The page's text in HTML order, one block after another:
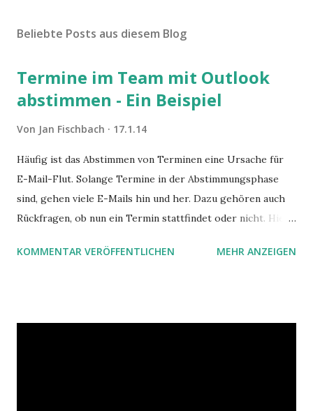
Beliebte Posts aus diesem Blog
Termine im Team mit Outlook
abstimmen - Ein Beispiel
Von Jan Fischbach 17.1.14
Häufig ist das Abstimmen von Terminen eine Ursache für
E-Mail-Flut. Solange Termine in der Abstimmungsphase
sind, gehen viele E-Mails hin und her. Dazu gehören auch
Rückfragen, ob nun ein Termin stattfindet oder nicht. Hier
Hilfe von Outlook.
KOMMENTAR VERÖFFENTLICHEN MEHR ANZEIGEN